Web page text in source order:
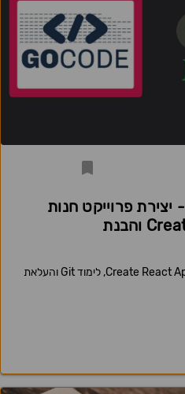
קורס MERN - שיעור 2 - יצירת פרוייקט חנות
מוצרים ב Create React App והבנת
פתרון התרגיל, שימוש ב Create React App, לימוד Git והעלאת